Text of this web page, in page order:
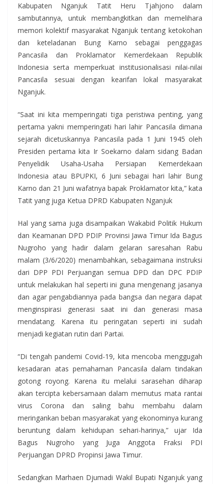
Kabupaten Nganjuk Tatit Heru Tjahjono dalam
sambutannya, untuk membangkitkan dan memelihara
memori kolektif masyarakat Nganjuk tentang ketokohan
dan keteladanan Bung Karno sebagai penggagas
Pancasila dan Proklamator Kemerdekaan Republik
Indonesia serta memperkuat institusionalisasi nilai-nilai
Pancasila sesuai dengan kearifan lokal masyarakat
Nganjuk.
“Saat ini kita memperingati tiga peristiwa penting, yang
pertama yakni memperingati hari lahir Pancasila dimana
sejarah dicetuskannya Pancasila pada 1 Juni 1945 oleh
Presiden pertama kita Ir Soekarno dalam sidang Badan
Penyelidik Usaha-Usaha Persiapan Kemerdekaan
Indonesia atau BPUPKI, 6 Juni sebagai hari lahir Bung
Karno dan 21 Juni wafatnya bapak Proklamator kita,” kata
Tatit yang juga Ketua DPRD Kabupaten Nganjuk
Hal yang sama juga disampaikan Wakabid Politik Hukum
dan Keamanan DPD PDIP Provinsi Jawa Timur Ida Bagus
Nugroho yang hadir dalam gelaran saresahan Rabu
malam (3/6/2020) menambahkan, sebagaimana instruksi
dari DPP PDI Perjuangan semua DPD dan DPC PDIP
untuk melakukan hal seperti ini guna mengenang jasanya
dan agar pengabdiannya pada bangsa dan negara dapat
menginspirasi generasi saat ini dan generasi masa
mendatang. Karena itu peringatan seperti ini sudah
menjadi kegiatan rutin dari Partai.
“Di tengah pandemi Covid-19, kita mencoba menggugah
kesadaran atas pemahaman Pancasila dalam tindakan
gotong royong. Karena itu melalui sarasehan diharap
akan tercipta kebersamaan dalam memutus mata rantai
virus Corona dan saling bahu membahu dalam
meringankan beban masyarakat yang ekonominya kurang
beruntung dalam kehidupan sehari-harinya,” ujar Ida
Bagus Nugroho yang Juga Anggota Fraksi PDI
Perjuangan DPRD Propinsi Jawa Timur.
Sedangkan Marhaen Djumadi Wakil Bupati Nganjuk yang